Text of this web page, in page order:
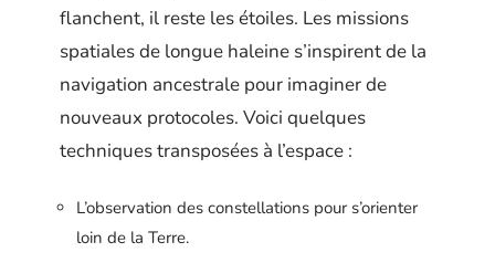
flanchent, il reste les étoiles. Les missions
spatiales de longue haleine s’inspirent de la
navigation ancestrale pour imaginer de
nouveaux protocoles. Voici quelques
techniques transposées à l’espace :
L’observation des constellations pour s’orienter
loin de la Terre.